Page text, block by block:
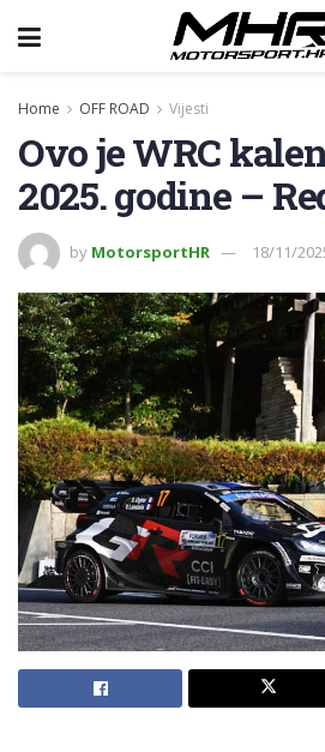
Home OFF ROAD Vijesti
Ovo je WRC
2025. godine –
by MotorsportHR 18/11/